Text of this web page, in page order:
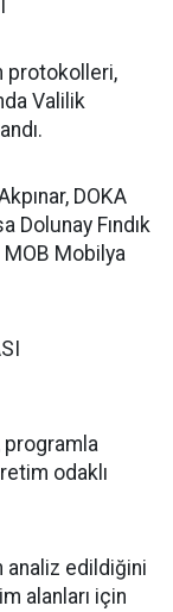
protokolleri,
Valilik
DOKA
Dolunay Fındık
Mobilya
programla
odaklı
analiz edildiğini
alanları için